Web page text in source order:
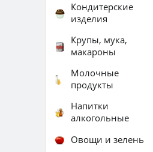
Кондитерские
изделия
Крупы, мука,
макароны
Молочные
продукты
Напитки
алкогольные
Овощи и зелень